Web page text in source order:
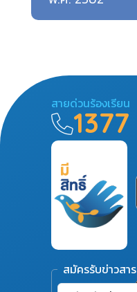
สายด่วนร้องเรียน
1377
สมัครรับข่าวสาร